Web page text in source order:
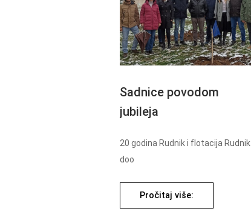
Sadnice povodom
jubileja
20 godina Rudnik i flotacija Rudnik
doo
Pročitaj više: